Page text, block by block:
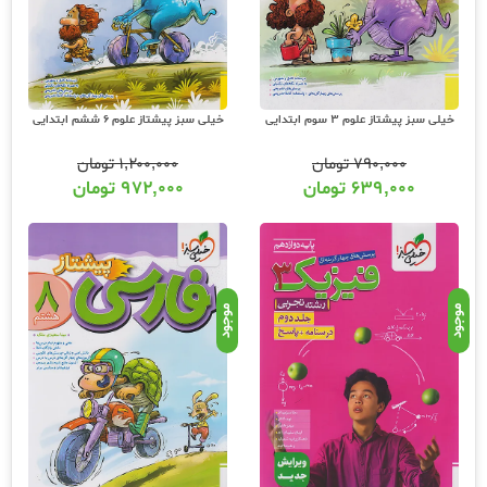
درس و برای هر درس بطور جداگانه تالیف شده است. پیشنهاد میشود قبل از خرید این
کتابها منبع اول درسی و آزمونی خود را به‌طور کامل مرور کنید و در چند ماه انتهایی نزدیک به
کنکور اقدام به خرید این کتاب کنید!
سری کتابهای شب امتحان خیلی سبز
جزوات نمونه سوال آزمون‌های برگزار شده در سالهای گذشته میتواند دانش آموزان را با سبک
با همین هدف تولید شده و شامل مجموعه آزمون های سراسری پایان نوبت و میان
نوبت آموزش و پرورش به همراه پاسخنامه کاملا تشریحی و نکات کاربردی از هر درس است.
شب امتحان از مقطع هفتم تا دوازدهم برای هر درس بطور جداگانه منتشر میگردد.
بانک نهایی خیلی سبز
سری کتابهای بانک نهایی خیلی سبز از منابع کاربردی برای کسب موفقیت دانش‌‌آموزان در
امتحانات پایان‌ترم می باشد.بانک نهایی خیلی سبزطبق مصوبه اخیر آموزش و پرورش و
سازمان سنجش قرار بر این است که اثر معدل 40 تا 60 درصد سهم پذیرش دانشگاه‌ها را به
خودش اختصاص دهد و برخلاف سال‌های گذشته که اثر مثبت و نمایشی بود به اثر قطعی
تغییر کرد. تصورش را بکنید که امسال قرار است 40% نمره پذیرش دانشگاه، فقط مربوط به
امتحانات نهایی (از جمله شیمی دوازدهم) باشد و 60% نمره مربوط به کنکور سراسری باشد که
حدود یک سوم این نمره مربوط به شیمی دوازدهم می‌شود. عجیب است. در عمل نمره
امتحانات شیمی دوازدهم از نمره کنکور شیمی دوازدهم بیشتر است. از طرفی دیگر یکی از
معیارهای ارزشیابی همکاران در آموزش و پرورش، نمرات کتبی دانش‌آموزان است که اهمیت
آن را دوچندان می‌کند.
خیلی سبز پیشتاز علوم 3 سوم ابتدایی
۷۹۰,۰۰۰تومان
۶۳۹,۰۰۰ تومان
خیلی سبز پیشتاز علوم 6 ششم ابتدایی
۱,۲۰۰,۰۰۰تومان
۹۷۲,۰۰۰ تومان
موجود موجود